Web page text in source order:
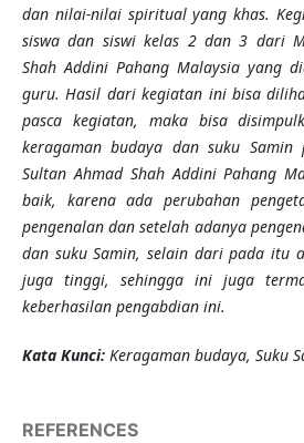
dan nilai-nilai spiritual yang khas.
siswa dan siswi kelas 2 dan 3 dari
Shah Addini Pahang Malaysia yang
guru. Hasil dari kegiatan ini bisa
pasca kegiatan, maka bisa
keragaman budaya dan suku Samin
Sultan Ahmad Shah Addini Pahang
baik, karena ada perubahan
pengenalan dan setelah adanya
dan suku Samin, selain dari pada itu
juga tinggi, sehingga ini juga
keberhasilan pengabdian ini.
Kata Kunci: Keragaman budaya, Suku
REFERENCES